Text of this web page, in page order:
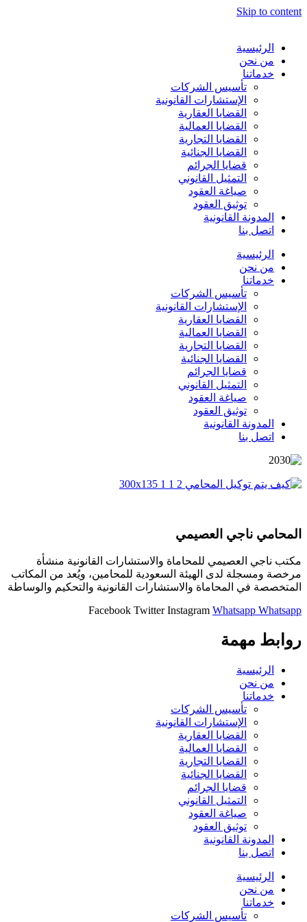
Skip to content
الرئيسية
من نحن
خدماتنا
تأسيس الشركات
الإستشارات القانونية
القضايا العقارية
القضايا العمالية
القضايا التجارية
القضايا الجنائية
قضايا الجرائم
التمثيل القانوني
صياغة العقود
توثيق العقود
المدونة القانونية
اتصل بنا
الرئيسية
من نحن
خدماتنا
تأسيس الشركات
الإستشارات القانونية
القضايا العقارية
القضايا العمالية
القضايا التجارية
القضايا الجنائية
قضايا الجرائم
التمثيل القانوني
صياغة العقود
توثيق العقود
المدونة القانونية
اتصل بنا
المحامي ناجي العصيمي
مكتب ناجي العصيمي للمحاماة والاستشارات القانونية منشأة
مرخصة ومسجلة لدى الهيئة السعودية للمحامين، ويُعد من المكاتب
المتخصصة في المحاماة والاستشارات القانونية والتحكيم والوساطة
Facebook Twitter Instagram Whatsapp Whatsapp
روابط مهمة
الرئيسية
من نحن
خدماتنا
تأسيس الشركات
الإستشارات القانونية
القضايا العقارية
القضايا العمالية
القضايا التجارية
القضايا الجنائية
قضايا الجرائم
التمثيل القانوني
صياغة العقود
توثيق العقود
المدونة القانونية
اتصل بنا
الرئيسية
من نحن
خدماتنا
تأسيس الشركات